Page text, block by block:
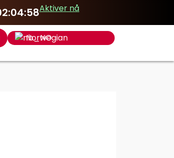
Aktiver nå
Norwegian